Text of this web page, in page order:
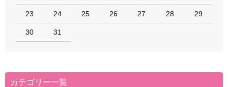
23 24 25 26 27 28 29
30 31
カテゴリー一覧